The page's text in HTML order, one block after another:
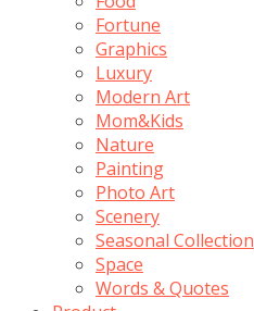
Fortune
Graphics
Luxury
Modern Art
Mom&Kids
Nature
Painting
Photo Art
Scenery
Seasonal Collection
Space
Words & Quotes